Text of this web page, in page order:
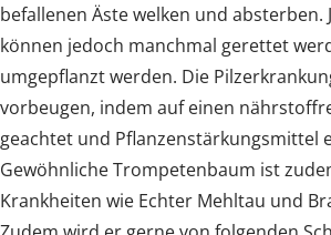
befallenen Äste welken und absterben.
können jedoch manchmal gerettet
umgepflanzt werden. Die
vorbeugen, indem auf einen
geachtet und Pflanzenstärkungsmittel
Gewöhnliche Trompetenbaum ist
Krankheiten wie Echter Mehltau und